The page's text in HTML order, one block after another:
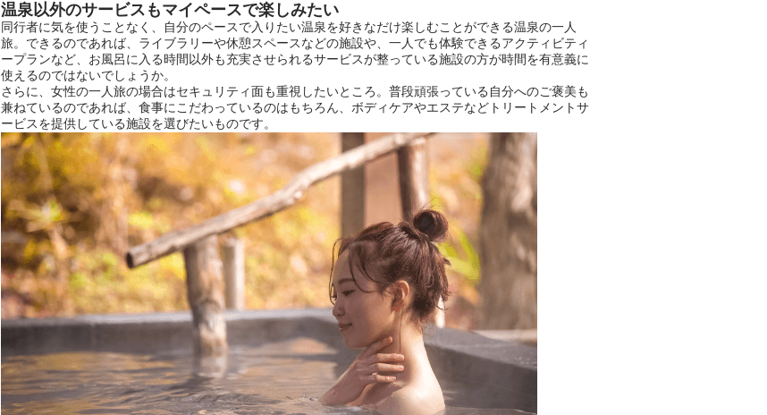
とができるサービスです。
おふろパス会員様なら、この特
別なひとときを「毎月10分無
お湯で体がほぐれたら、次は占
い師さんとお話しして、心もほ
ぐしてみませんか？
温泉以外のサービスもマイペースで楽しみたい
同行者に気を使うことなく、自分のペースで入りたい温泉を好きなだけ楽しむことができる温泉の一人
旅。できるのであれば、ライブラリーや休憩スペースなどの施設や、一人でも体験できるアクティビティ
ープランなど、お風呂に入る時間以外も充実させられるサービスが整っている施設の方が時間を有意義に
使えるのではないでしょうか。
さらに、女性の一人旅の場合はセキュリティ面も重視したいところ。普段頑張っている自分へのご褒美も
兼ねているのであれば、食事にこだわっているのはもちろん、ボディケアやエステなどトリートメントサ
ービスを提供している施設を選びたいものです。